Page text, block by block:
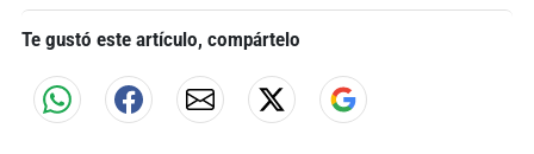
Te gustó este artículo, compártelo